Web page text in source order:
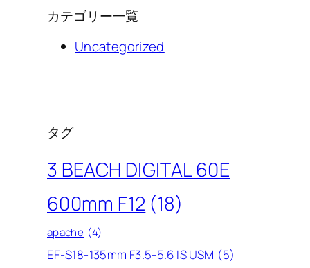
カテゴリー一覧
Uncategorized
タグ
3 BEACH DIGITAL 60E
600mm F12 (18)
apache (4)
EF-S18-135mm F3.5-5.6 IS USM (5)